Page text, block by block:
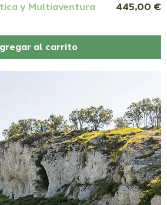
y Multiaventura Precio
445,00 €
al carrito